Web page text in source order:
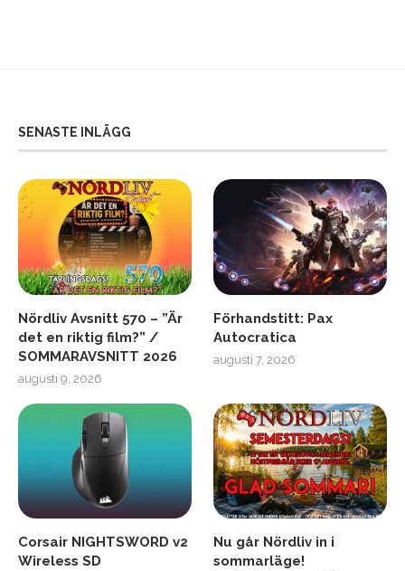
SENASTE INLÄGG
Nördliv Avsnitt 570 – ”Är
det en riktig film?” /
SOMMARAVSNITT 2026
augusti 9, 2026
Förhandstitt: Pax
Autocratica
augusti 7, 2026
Corsair NIGHTSWORD v2
Wireless SD
Nu går Nördliv in i
sommarläge!